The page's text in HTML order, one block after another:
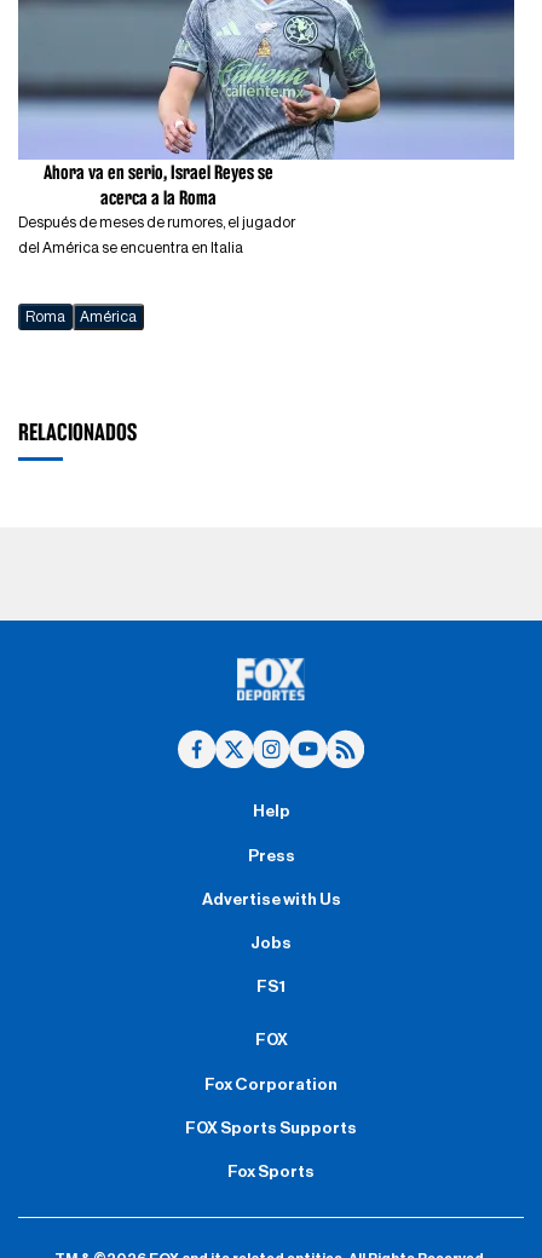
Ahora va en serio, Israel Reyes se
acerca a la Roma
Después de meses de rumores, el jugador
del América se encuentra en Italia
Roma América
RELACIONADOS
Help
Press
Advertise with Us
Jobs
FS1
FOX
Fox Corporation
FOX Sports Supports
Fox Sports